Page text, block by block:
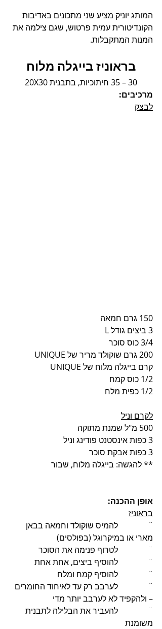
המותג יוניק מציע שני מתכונים באדיבות
הקונדיטורית עמית פרטוש, שגם צילמה את
המנות המתקבלות.
בראוניז בייגלה מלוח
30 – 35 חיתוכיות, בתבנית 20X30
מרכיבים:
לבצק
150 גרם חמאה
3 ביצים גודל L
3/4 כוס סוכר
200 גרם שוקולד מריר של UNIQUE
קרם בייגלה מלוח של UNIQUE
1/2 כוס קמח
1/2 כפית מלח
לקרם וניל
500 מ"ל שמנת מתוקה
3 כפות אינסטנט פודינג וניל
3 כפות אבקת סוכר
** להגשה: בייגלה מלוח, שבור
אופן ההכנה:
בראוניז
¨               להמיס שוקולד וחמאה בבאן
מארי או במיקרוגל (בפולסים)
¨               לטרוף פנימה את הסוכר
¨               להוסיף ביצים, אחת אחת
¨               להוסיף קמח ומלח
¨               לערבב רק עד לאיחוד החומרים
– ולהקפיד לא לערבב יותר מדי
¨               להעביר את הבלילה לתבנית
משומנת